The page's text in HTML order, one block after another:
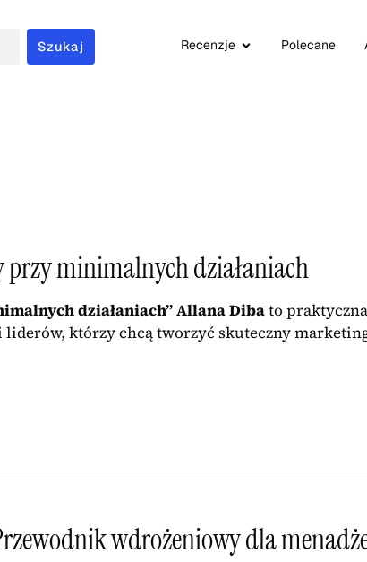
Szukaj Recenzje Polecane
przy minimalnych działaniach
działaniach” Allana Dibato
którzy chcą tworzyć skuteczny
wdrożeniowy dla